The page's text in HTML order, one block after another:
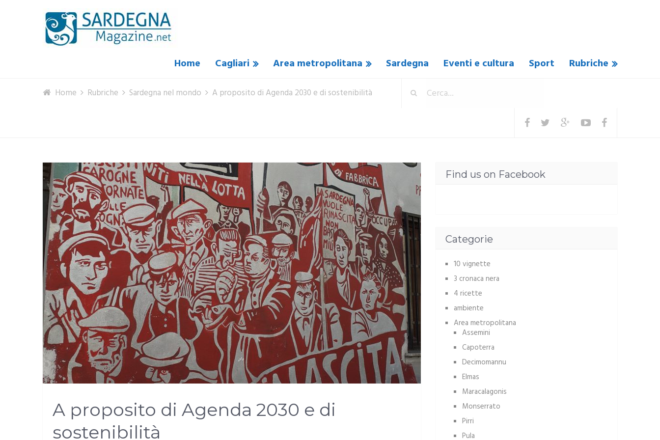
Home Cagliari Area metropolitana Sardegna Eventi e cultura Sport Rubriche
Home Rubriche Sardegna nel mondo A proposito di Agenda 2030 e di sostenibilità
A proposito di Agenda 2030 e di
sostenibilità
Find us on Facebook
Categorie
10 vignette
3 cronaca nera
4 ricette
ambiente
Area metropolitana
Assemini
Capoterra
Decimomannu
Elmas
Maracalagonis
Monserrato
Pirri
Pula